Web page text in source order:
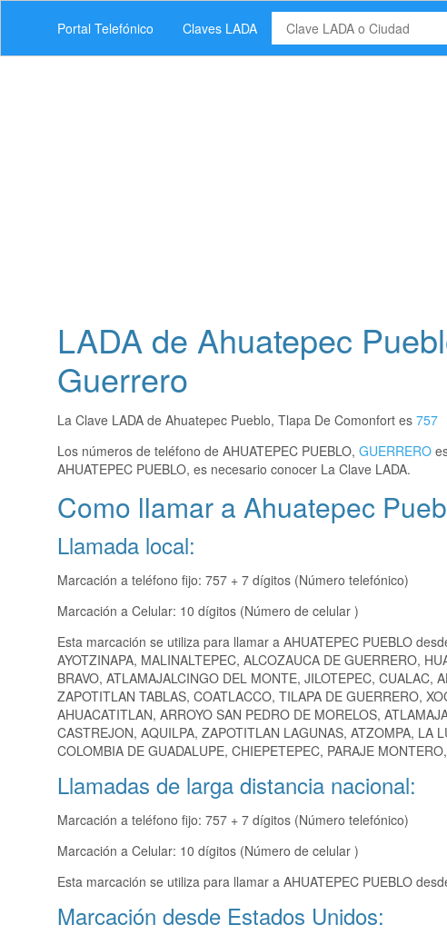
Portal Telefónico Claves LADA
LADA de Ahuatepec
Guerrero
La Clave LADA de Ahuatepec Pueblo, Tlapa De Comonfort es 757
Los números de teléfono de AHUATEPEC PUEBLO, GUERRERO
AHUATEPEC PUEBLO, es necesario conocer La Clave LADA.
Como llamar a Ahuatepec
Llamada local:
Marcación a teléfono fijo: 757 + 7 dígitos (Número telefónico)
Marcación a Celular: 10 dígitos (Número de celular )
Esta marcación se utiliza para llamar a AHUATEPEC PUEBLO
AYOTZINAPA, MALINALTEPEC, ALCOZAUCA DE GUERRERO,
BRAVO, ATLAMAJALCINGO DEL MONTE, JILOTEPEC, CUALAC,
ZAPOTITLAN TABLAS, COATLACCO, TILAPA DE GUERRERO,
AHUACATITLAN, ARROYO SAN PEDRO DE MORELOS,
CASTREJON, AQUILPA, ZAPOTITLAN LAGUNAS, ATZOMPA, LA
COLOMBIA DE GUADALUPE, CHIEPETEPEC, PARAJE
Llamadas de larga distancia nacional:
Marcación a teléfono fijo: 757 + 7 dígitos (Número telefónico)
Marcación a Celular: 10 dígitos (Número de celular )
Esta marcación se utiliza para llamar a AHUATEPEC PUEBLO
Marcación desde Estados Unidos: